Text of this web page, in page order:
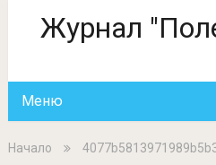
Журнал
Меню
Начало